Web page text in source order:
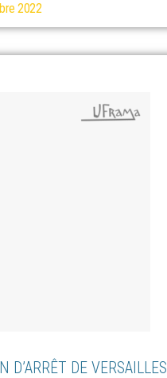
2022
D’ARRÊT DE VERSAILLES